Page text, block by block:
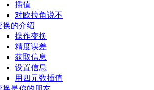
插值
对欧拉角说不
换的介绍
操作变换
精度误差
获取信息
设置信息
用四元数插值
换是你的朋友